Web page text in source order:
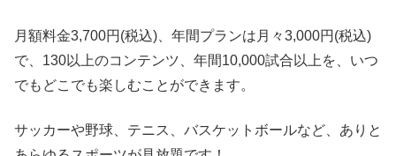
月額料金3,700円(税込)、年間プランは月々3,000円(税込)
で、130以上のコンテンツ、年間10,000試合以上を、いつ
でもどこでも楽しむことができます。
サッカーや野球、テニス、バスケットボールなど、ありと